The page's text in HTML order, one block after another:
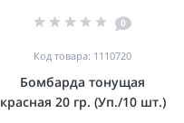
0
Код товара: 1110720
Бомбарда тонущая
красная 20 гр. (Уп./10 шт.)